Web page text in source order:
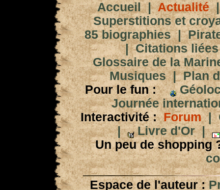
Accueil|Actualité
Superstitions et
85 biographies|
|Citations
Glossaire de la
Musiques|Plan
Pour le fun :
Journée
Interactivité : Forum|
|
Livre d'Or|
Un peu de shopping
Espace de l'auteur :